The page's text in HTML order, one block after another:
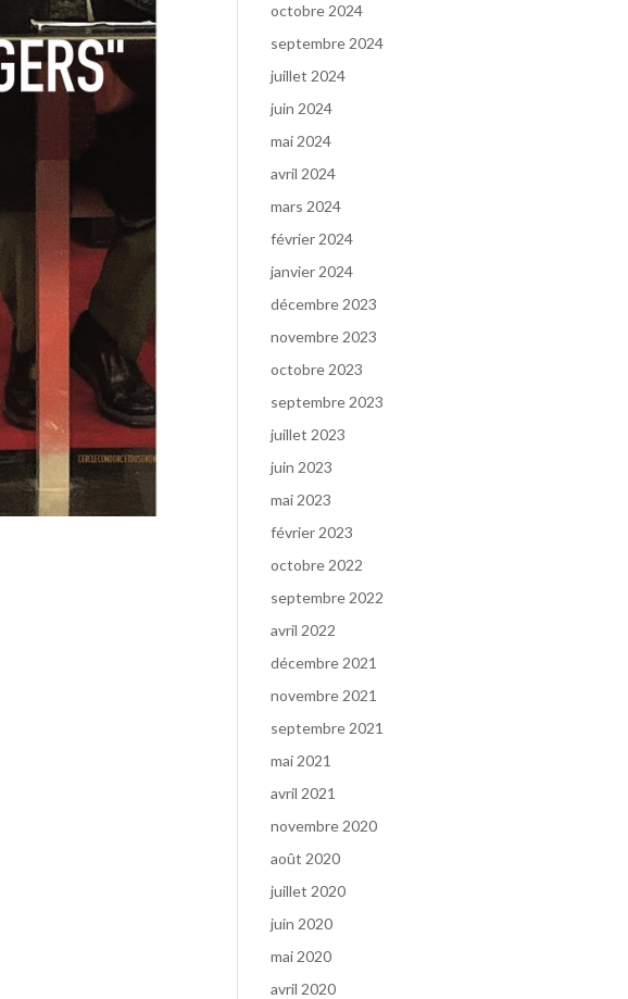
octobre 2024
septembre 2024
juillet 2024
juin 2024
mai 2024
avril 2024
mars 2024
février 2024
janvier 2024
décembre 2023
novembre 2023
octobre 2023
septembre 2023
juillet 2023
juin 2023
mai 2023
février 2023
octobre 2022
septembre 2022
avril 2022
décembre 2021
novembre 2021
septembre 2021
mai 2021
avril 2021
novembre 2020
août 2020
juillet 2020
juin 2020
mai 2020
avril 2020